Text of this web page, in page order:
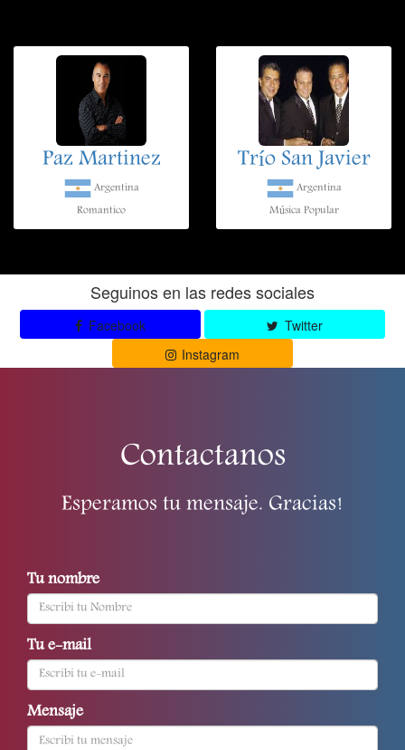
Paz Martinez
Argentina
Romantico
Trío San Javier
Argentina
Música Popular
Seguinos en las redes sociales
Facebook
Twitter
Instagram
Contactanos
Esperamos tu mensaje. Gracias!
Tu nombre
Tu e-mail
Mensaje